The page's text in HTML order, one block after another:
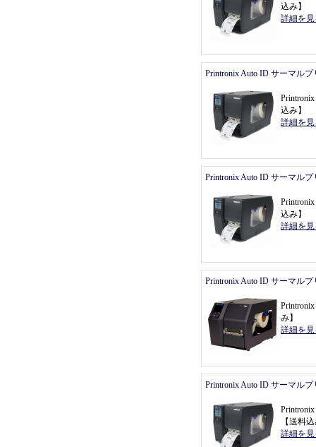
込み】
詳細を
Printronix Auto ID サーマルプ
込み】
詳細を
Printronix Auto ID サーマルプ
込み】
詳細を
Printronix Auto ID サーマルプ
み】
詳細を
Printronix Auto ID サーマルプ
【送料
詳細を